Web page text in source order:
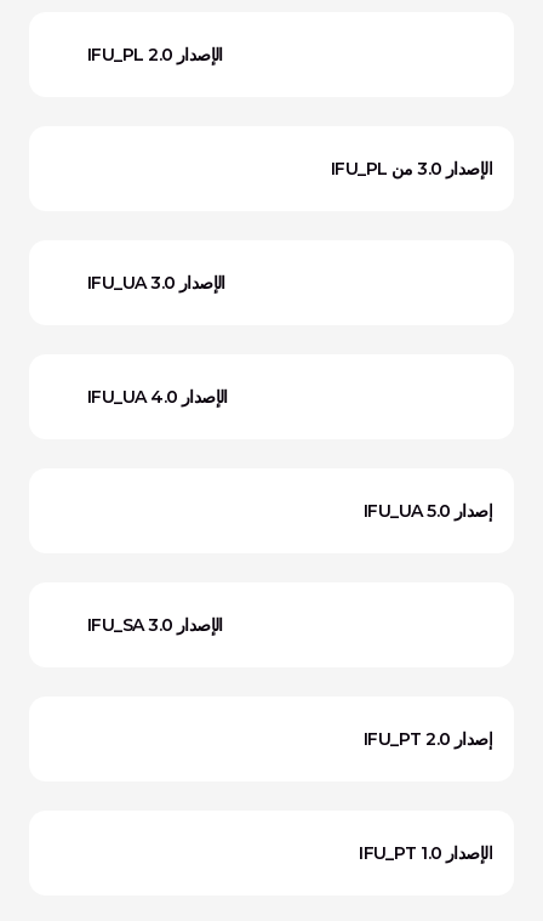
IFU_PL الإصدار 2.0
الإصدار 3.0 من IFU_PL
IFU_UA الإصدار 3.0
IFU_UA الإصدار 4.0
إصدار IFU_UA 5.0
IFU_SA الإصدار 3.0
إصدار IFU_PT 2.0
الإصدار IFU_PT 1.0